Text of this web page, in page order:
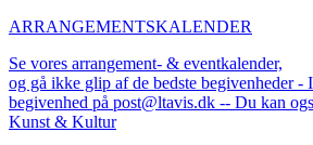
ARRANGEMENTSKALENDER
Se vores arrangement- & eventkalender,
og gå ikke glip af de bedste begivenheder -
begivenhed på post@ltavis.dk -- Du kan
Kunst & Kultur